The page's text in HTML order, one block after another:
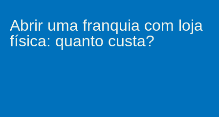
Abrir uma franquia com loja
física: quanto custa?